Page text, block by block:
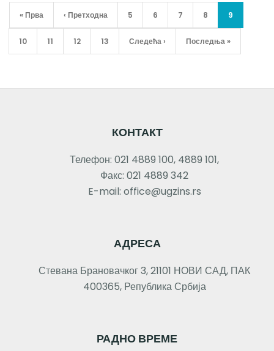
Pagination
First
page
« Прва
Previous
page
‹ Претходна Page
5 Page
6 Page
7 Page
8
Current
9
Page
10 Page
11 Page
12 Page
13
Next
page
Следећа ›
Last
page
Последња »
КОНТАКТ
Телефон: 021 4889 100, 4889 101,
Факс: 021 4889 342
E-mail: office@ugzins.rs
АДРЕСА
Стевана Брановачког 3, 21101 НОВИ САД, ПАК
400365, Република Србија
РАДНО ВРЕМЕ